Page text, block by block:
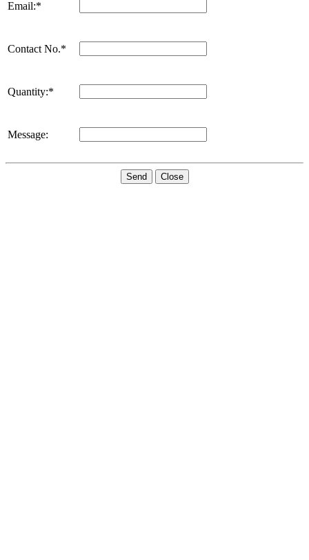
Email:*
Contact No.*
Quantity:*
Message:
Send Close